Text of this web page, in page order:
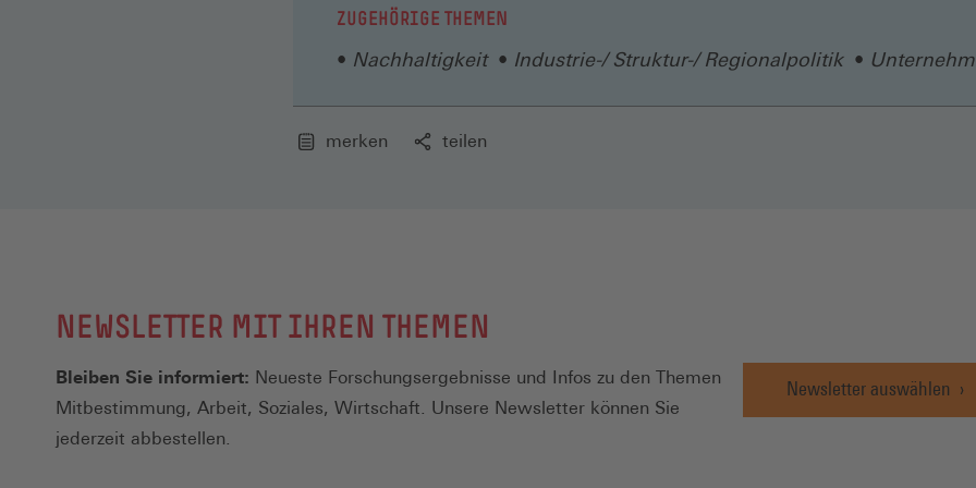
ZUGEHÖRIGE THEMEN
Nachhaltigkeit Industrie-/ Struktur-/ Regionalpolitik
merken teilen
NEWSLETTER MIT IHREN THEMEN
Bleiben Sie informiert: Neueste Forschungsergebnisse und Infos zu den Themen
Mitbestimmung, Arbeit, Soziales, Wirtschaft. Unsere Newsletter können Sie
jederzeit abbestellen.
Newsletter auswählen